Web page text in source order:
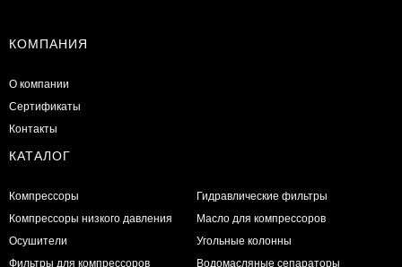
КОМПАНИЯ
О компании
Сертификаты
Контакты
КАТАЛОГ
Компрессоры
Компрессоры низкого давления
Осушители
Фильтры для компрессоров
Гидравлические фильтры
Масло для компрессоров
Угольные колонны
Водомасляные сепараторы